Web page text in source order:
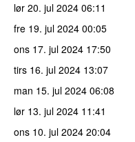
lør 20. jul 2024 06:11
fre 19. jul 2024 00:05
ons 17. jul 2024 17:50
tirs 16. jul 2024 13:07
man 15. jul 2024 06:08
lør 13. jul 2024 11:41
ons 10. jul 2024 20:04